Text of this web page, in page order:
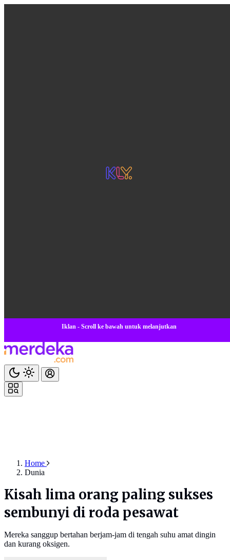
Iklan - Scroll ke bawah untuk melanjutkan
Home
Dunia
Kisah lima orang paling sukses
sembunyi di roda pesawat
Mereka sanggup bertahan berjam-jam di tengah suhu amat dingin
dan kurang oksigen.